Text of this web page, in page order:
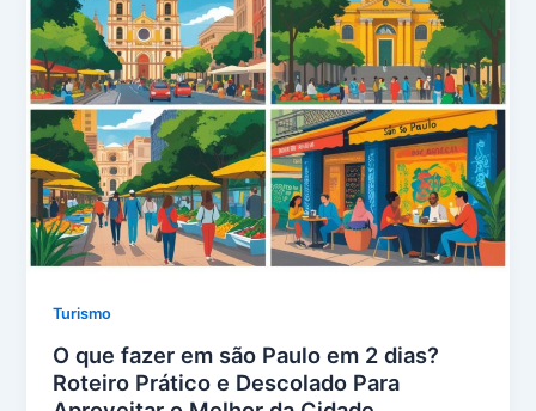
Turismo
O que fazer em são Paulo em 2 dias?
Roteiro Prático e Descolado Para